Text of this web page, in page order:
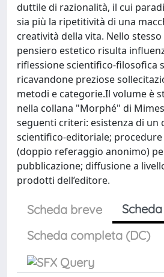
duttile di razionalità, il cui
sia più la ripetitività di una
creatività della vita. Nello
pensiero estetico risulta
riflessione scientifico-filosofica
ricavandone preziose
metodi e categorie.Il volume è
nella collana "Morphé" di
seguenti criteri: esistenza di un
scientifico-editoriale;
(doppio referaggio anonimo)
pubblicazione; diffusione a
prodotti dell’editore.
Scheda breve
Scheda completa (DC)